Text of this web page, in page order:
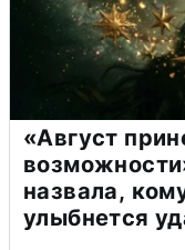
«Август
назвала,
улыбнется